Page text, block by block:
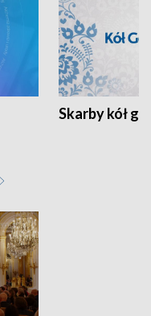
Skarby kół